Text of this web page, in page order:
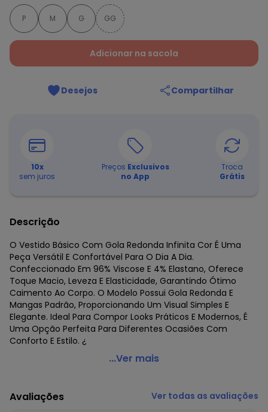
P M G GG
Adicionar na sacola
Desejos Compartilhar
10x
sem juros
Preços Exclusivos
no App
Troca
Grátis
Descrição
O Vestido Básico Com Gola Redonda Infinita Cor É Uma
Peça Versátil E Confortável Para O Dia A Dia.
Confeccionado Em 96% Viscose E 4% Elastano, Oferece
Toque Macio, Leveza E Elasticidade, Garantindo Ótimo
Caimento Ao Corpo. O Modelo Possui Gola Redonda E
Mangas Padrão, Proporcionando Um Visual Simples E
Elegante. Ideal Para Compor Looks Práticos E Modernos, É
Uma Opção Perfeita Para Diferentes Ocasiões Com
Conforto E Estilo. ¿
Infinita Cor - Vestido Básico com Gola Redonda Azul
Fornecedor: ROVITEX IND E COM DE MALHAS LTDA / CNPJ
79.233.672/0010-98
...Ver mais
Avaliações Ver todas as avaliações